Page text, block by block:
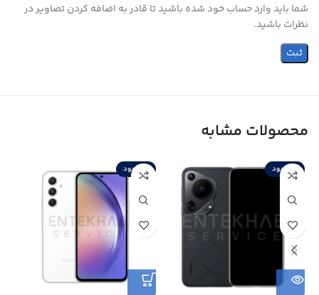
شما باید وارد حساب خود شده باشید تا قادر به اضافه کردن تصاویر در
نظرات باشید.
محصولات مشابه
ناموجود ناموجود